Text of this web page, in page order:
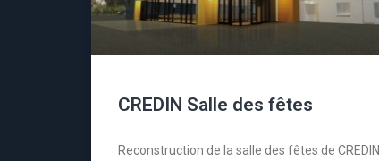
CREDIN Salle des fêtes
Reconstruction de la salle des fêtes de CREDIN